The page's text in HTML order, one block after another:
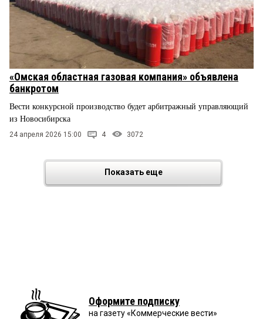
«Омская областная газовая компания» объявлена
банкротом
Вести конкурсной производство будет арбитражный управляющий
из Новосибирска
24 апреля 2026 15:00 4 3072
Показать еще
Оформите подписку
на газету «Коммерческие вести»